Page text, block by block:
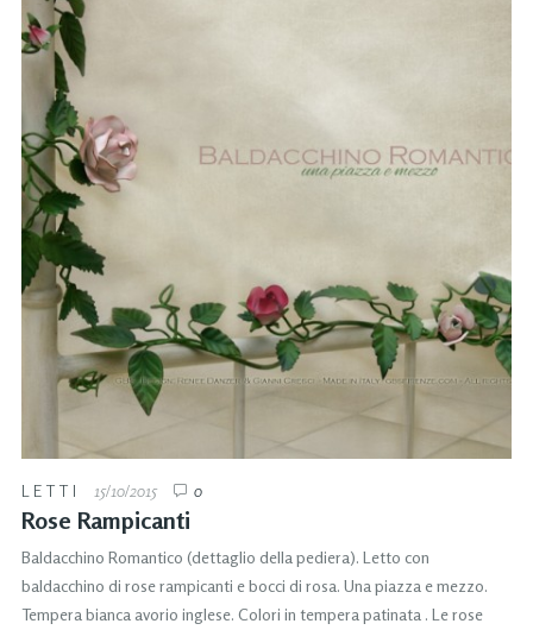
LETTI 15/10/2015 0
Rose Rampicanti
Baldacchino Romantico (dettaglio della pediera). Letto con
baldacchino di rose rampicanti e bocci di rosa. Una piazza e mezzo.
Tempera bianca avorio inglese. Colori in tempera patinata . Le rose